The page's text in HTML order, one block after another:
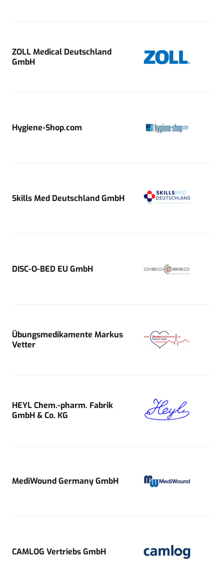
ZOLL Medical Deutschland
GmbH
Hygiene-Shop.com
Skills Med Deutschland GmbH
DISC-O-BED EU GmbH
Übungsmedikamente Markus
Vetter
HEYL Chem.-pharm. Fabrik
GmbH & Co. KG
MediWound Germany GmbH
CAMLOG Vertriebs GmbH